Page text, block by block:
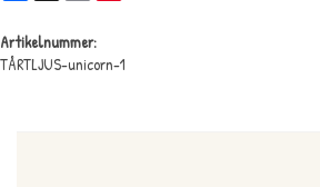
Artikelnummer:
TÅRTLJUS-unicorn-1